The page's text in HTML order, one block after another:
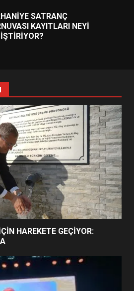
SATRANÇ
KAYITLARI NEYİ
YÖNETİM NASIL
SU MİRASI İÇİN
GEÇİYOR: GÖZLER
2026’DA TÜRK BAHARATI
TEMSİL ETTİ?
KRİTİK ATAMA:
NE
HAREKETE GEÇİYOR: